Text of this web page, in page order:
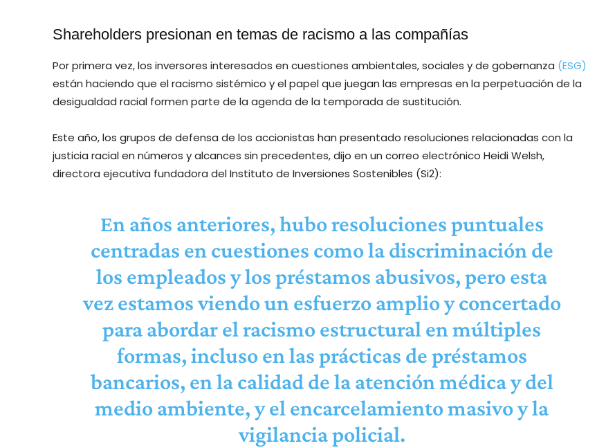
Shareholders presionan en temas de racismo a las compañías
Por primera vez, los inversores interesados ​​en cuestiones ambientales, sociales y de gobernanza (ESG)
están haciendo que el racismo sistémico y el papel que juegan las empresas en la perpetuación de la
desigualdad racial formen parte de la agenda de la temporada de sustitución.
Este año, los grupos de defensa de los accionistas han presentado resoluciones relacionadas con la
justicia racial en números y alcances sin precedentes, dijo en un correo electrónico Heidi Welsh,
directora ejecutiva fundadora del Instituto de Inversiones Sostenibles (Si2):
En años anteriores, hubo resoluciones puntuales
centradas en cuestiones como la discriminación de
los empleados y los préstamos abusivos, pero esta
vez estamos viendo un esfuerzo amplio y concertado
para abordar el racismo estructural en múltiples
formas, incluso en las prácticas de préstamos
bancarios, en la calidad de la atención médica y del
medio ambiente, y el encarcelamiento masivo y la
vigilancia policial.